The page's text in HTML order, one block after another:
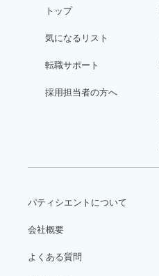
トップ
気になるリスト
転職サポート
採用担当者の方へ
パティシエントについて
会社概要
よくある質問